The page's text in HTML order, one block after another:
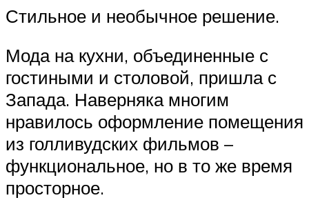
Стильное и необычное решение.
Мода на кухни, объединенные с
гостиными и столовой, пришла с
Запада. Наверняка многим
нравилось оформление помещения
из голливудских фильмов –
функциональное, но в то же время
просторное.